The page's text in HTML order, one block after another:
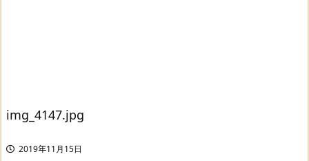
img_4147.jpg
2019年11月15日